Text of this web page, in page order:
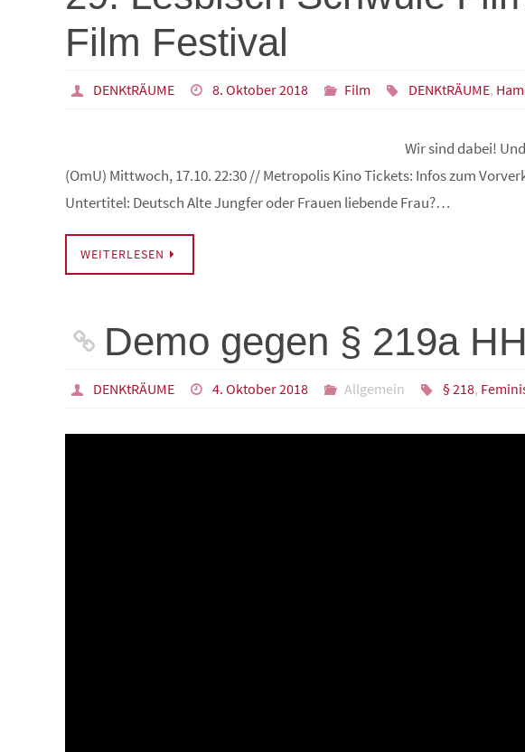
Film Festival
DENKtRÄUME 8. Oktober 2018 Film DENKtRÄUME,
Wir sind dabei!
(OmU) Mittwoch, 17.10. 22:30 // Metropolis Kino Tickets: Infos zum
Untertitel: Deutsch Alte Jungfer oder Frauen liebende Frau?…
WEITERLESEN
Demo gegen § 219a
DENKtRÄUME 4. Oktober 2018 Allgemein § 218,